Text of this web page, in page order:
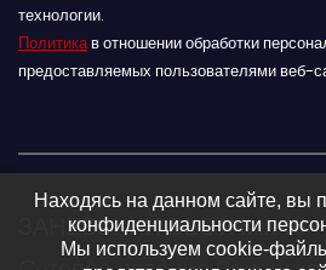
технологии.
Политикав отношении обработки
предоставляемых пользователями веб-
ЗАНЕВСКИЙ ВЕСТНИК 16+
Находясь на данном сайте, вы
конфиденциальности
Мы используем cookie-